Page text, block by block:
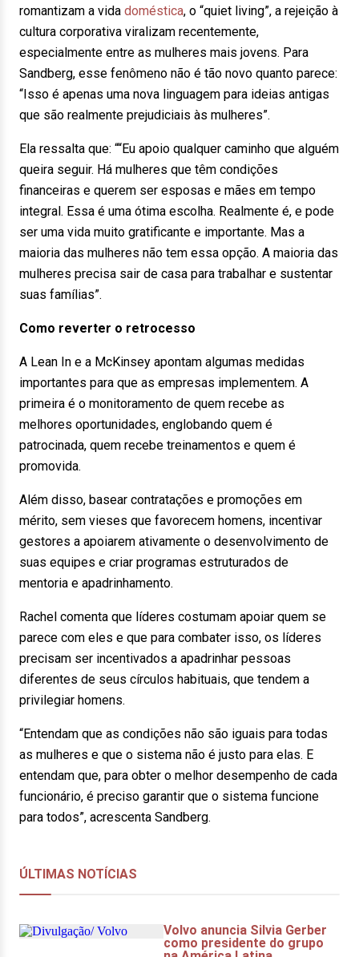
romantizam a vida doméstica, o “quiet living”, a rejeição à
cultura corporativa viralizam recentemente,
especialmente entre as mulheres mais jovens. Para
Sandberg, esse fenômeno não é tão novo quanto parece:
“Isso é apenas uma nova linguagem para ideias antigas
que são realmente prejudiciais às mulheres”.
Ela ressalta que: ““Eu apoio qualquer caminho que alguém
queira seguir. Há mulheres que têm condições
financeiras e querem ser esposas e mães em tempo
integral. Essa é uma ótima escolha. Realmente é, e pode
ser uma vida muito gratificante e importante. Mas a
maioria das mulheres não tem essa opção. A maioria das
mulheres precisa sair de casa para trabalhar e sustentar
suas famílias”.
Como reverter o retrocesso
A Lean In e a McKinsey apontam algumas medidas
importantes para que as empresas implementem. A
primeira é o monitoramento de quem recebe as
melhores oportunidades, englobando quem é
patrocinada, quem recebe treinamentos e quem é
promovida.
Além disso, basear contratações e promoções em
mérito, sem vieses que favorecem homens, incentivar
gestores a apoiarem ativamente o desenvolvimento de
suas equipes e criar programas estruturados de
mentoria e apadrinhamento.
Rachel comenta que líderes costumam apoiar quem se
parece com eles e que para combater isso, os líderes
precisam ser incentivados a apadrinhar pessoas
diferentes de seus círculos habituais, que tendem a
privilegiar homens.
“Entendam que as condições não são iguais para todas
as mulheres e que o sistema não é justo para elas. E
entendam que, para obter o melhor desempenho de cada
funcionário, é preciso garantir que o sistema funcione
para todos”, acrescenta Sandberg.